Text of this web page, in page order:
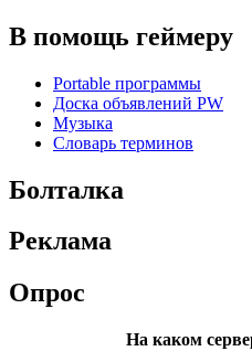
В помощь геймеру
Portable программы
Доска объявлений PW
Музыка
Словарь терминов
Болталка
Реклама
Опрос
На каком